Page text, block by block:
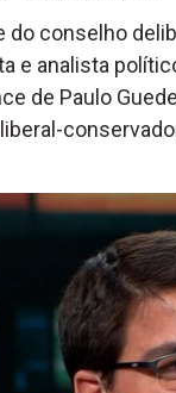
do conselho
e analista
de Paulo